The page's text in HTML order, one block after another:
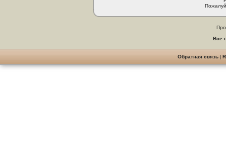
Все
Обратная связь